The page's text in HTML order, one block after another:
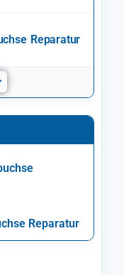
Reparatur
Reparatur